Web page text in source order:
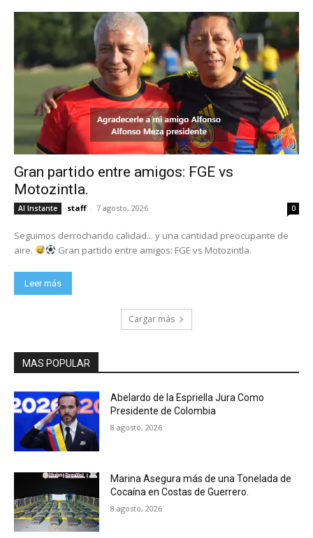
Gran partido entre amigos: FGE vs
Motozintla.
Al Instante staff - 7 agosto, 2026 0
Seguimos derrochando calidad... y una cantidad preocupante de
aire.
Gran partido entre amigos: FGE vs Motozintla.
Leer más
Cargar más
MAS POPULAR
Abelardo de la Espriella Jura Como
Presidente de Colombia
8 agosto, 2026
Marina Asegura más de una Tonelada de
Cocaína en Costas de Guerrero.
8 agosto, 2026